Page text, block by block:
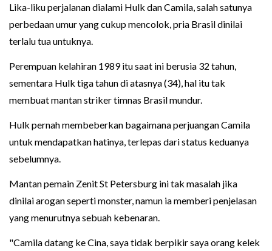
Lika-liku perjalanan dialami Hulk dan Camila, salah satunya
perbedaan umur yang cukup mencolok, pria Brasil dinilai
terlalu tua untuknya.
Perempuan kelahiran 1989 itu saat ini berusia 32 tahun,
sementara Hulk tiga tahun di atasnya (34), hal itu tak
membuat mantan striker timnas Brasil mundur.
Hulk pernah membeberkan bagaimana perjuangan Camila
untuk mendapatkan hatinya, terlepas dari status keduanya
sebelumnya.
Mantan pemain Zenit St Petersburg ini tak masalah jika
dinilai arogan seperti monster, namun ia memberi penjelasan
yang menurutnya sebuah kebenaran.
"Camila datang ke Cina, saya tidak berpikir saya orang kelek